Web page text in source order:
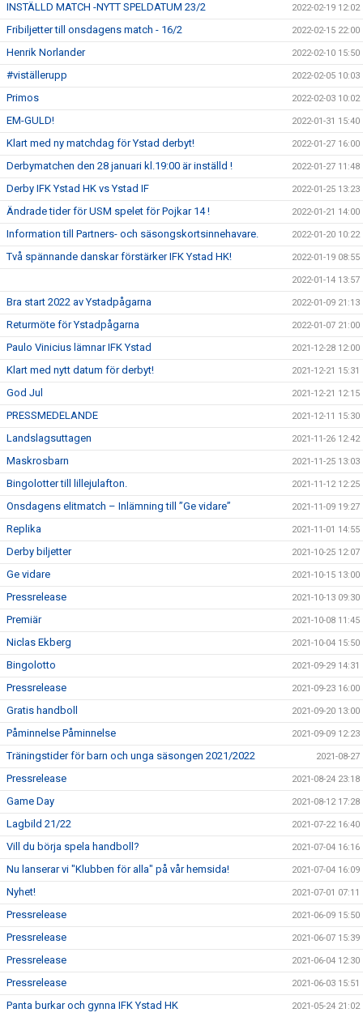
INSTÄLLD MATCH -NYTT SPELDATUM 23/2 2022-02-19 12:02
Fribiljetter till onsdagens match - 16/2 2022-02-15 22:00
Henrik Norlander 2022-02-10 15:50
#viställerupp 2022-02-05 10:03
Primos 2022-02-03 10:02
EM-GULD! 2022-01-31 15:40
Klart med ny matchdag för Ystad derbyt! 2022-01-27 16:00
Derbymatchen den 28 januari kl.19:00 är inställd ! 2022-01-27 11:48
Derby IFK Ystad HK vs Ystad IF 2022-01-25 13:23
Ändrade tider för USM spelet för Pojkar 14 ! 2022-01-21 14:00
Information till Partners- och säsongskortsinnehavare. 2022-01-20 10:22
Två spännande danskar förstärker IFK Ystad HK! 2022-01-19 08:55
2022-01-14 13:57
Bra start 2022 av Ystadpågarna 2022-01-09 21:13
Returmöte för Ystadpågarna 2022-01-07 21:00
Paulo Vinicius lämnar IFK Ystad 2021-12-28 12:00
Klart med nytt datum för derbyt! 2021-12-21 15:31
God Jul 2021-12-21 12:15
PRESSMEDELANDE 2021-12-11 15:30
Landslagsuttagen 2021-11-26 12:42
Maskrosbarn 2021-11-25 13:03
Bingolotter till lillejulafton. 2021-11-12 12:25
Onsdagens elitmatch – Inlämning till ”Ge vidare” 2021-11-09 19:27
Replika 2021-11-01 14:55
Derby biljetter 2021-10-25 12:07
Ge vidare 2021-10-15 13:00
Pressrelease 2021-10-13 09:30
Premiär 2021-10-08 11:45
Niclas Ekberg 2021-10-04 15:50
Bingolotto 2021-09-29 14:31
Pressrelease 2021-09-23 16:00
Gratis handboll 2021-09-20 13:00
Påminnelse Påminnelse 2021-09-09 12:23
Träningstider för barn och unga säsongen 2021/2022 2021-08-27
Pressrelease 2021-08-24 23:18
Game Day 2021-08-12 17:28
Lagbild 21/22 2021-07-22 16:40
Vill du börja spela handboll? 2021-07-04 16:16
Nu lanserar vi "Klubben för alla" på vår hemsida! 2021-07-04 16:09
Nyhet! 2021-07-01 07:11
Pressrelease 2021-06-09 15:50
Pressrelease 2021-06-07 15:39
Pressrelease 2021-06-04 12:30
Pressrelease 2021-06-03 15:51
Panta burkar och gynna IFK Ystad HK 2021-05-24 21:02